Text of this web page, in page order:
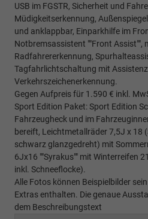
USB im FGSTR, Sicherheit und
Müdigkeitserkennung,
und anklappbar, Einparkhilfe im
Notbremsassistent ""Front Assist"",
Radfahrererkennung,
Tagfahrlichtschaltung mit
Verkehrszeichenerkennung.
Gegen Aufpreis für 1.590 € inkl.
Sport Edition Paket: Sport Edition
Fahrzeugheck und im
bereift, Leichtmetallräder 7,5J x 18
schwarz glanzgedreht) mit
6Jx16 ""Syrakus"" mit Winterreifen
inkl. Schneeflocke).
Alle Fotos können Beispielbilder
Extras enthalten. Die genaue
dem Beschreibungstext